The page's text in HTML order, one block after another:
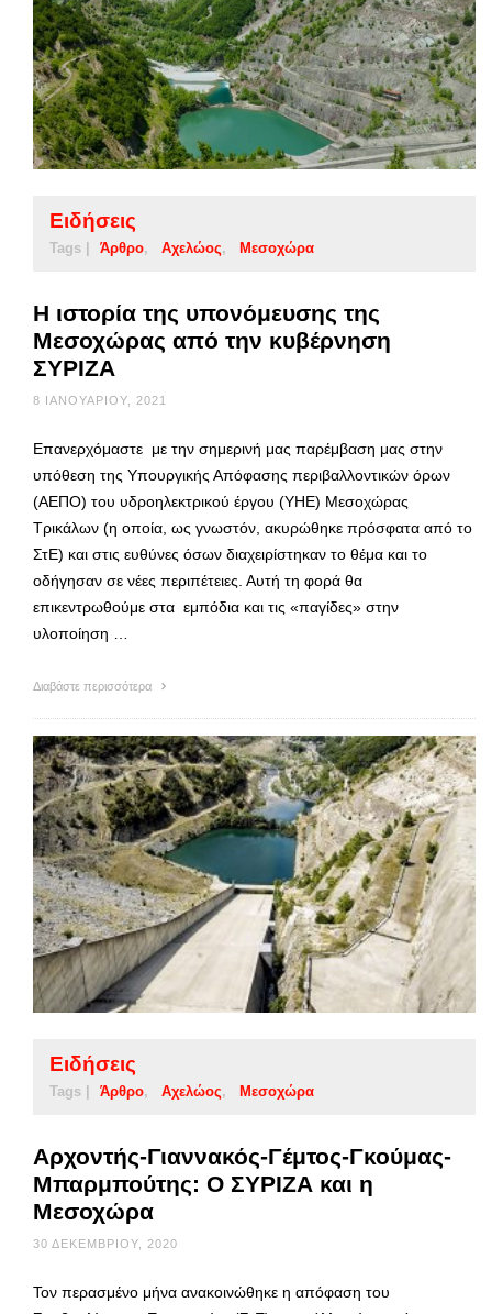
Ειδήσεις
Tags | Άρθρο Αχελώος Μεσοχώρα
Η ιστορία της υπονόμευσης της
Μεσοχώρας από την κυβέρνηση
ΣΥΡΙΖΑ
8 ΙΑΝΟΥΑΡΊΟΥ, 2021
Επανερχόμαστε με την σημερινή μας παρέμβαση μας στην
υπόθεση της Υπουργικής Απόφασης περιβαλλοντικών όρων
(ΑΕΠΟ) του υδροηλεκτρικού έργου (ΥΗΕ) Μεσοχώρας
Τρικάλων (η οποία, ως γνωστόν, ακυρώθηκε πρόσφατα από το
ΣτΕ) και στις ευθύνες όσων διαχειρίστηκαν το θέμα και το
οδήγησαν σε νέες περιπέτειες. Αυτή τη φορά θα
επικεντρωθούμε στα εμπόδια και τις «παγίδες» στην
υλοποίηση …
Διαβάστε περισσότερα
Ειδήσεις
Tags | Άρθρο Αχελώος Μεσοχώρα
Αρχοντής-Γιαννακός-Γέμτος-Γκούμας-
Μπαρμπούτης: Ο ΣΥΡΙΖΑ και η
Μεσοχώρα
30 ΔΕΚΕΜΒΡΊΟΥ, 2020
Τον περασμένο μήνα ανακοινώθηκε η απόφαση του